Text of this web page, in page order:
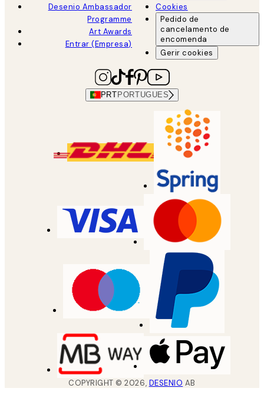
Desenio Ambassador
Programme
Art Awards
Entrar (Empresa)
Cookies
Pedido de
cancelamento de
encomenda
Gerir cookies
PRT PORTUGUES
COPYRIGHT ©2026, DESENIO AB